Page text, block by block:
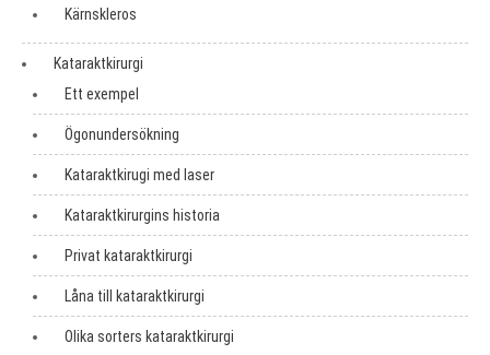
Kärnskleros
Kataraktkirurgi
Ett exempel
Ögonundersökning
Kataraktkirugi med laser
Kataraktkirurgins historia
Privat kataraktkirurgi
Låna till kataraktkirurgi
Olika sorters kataraktkirurgi